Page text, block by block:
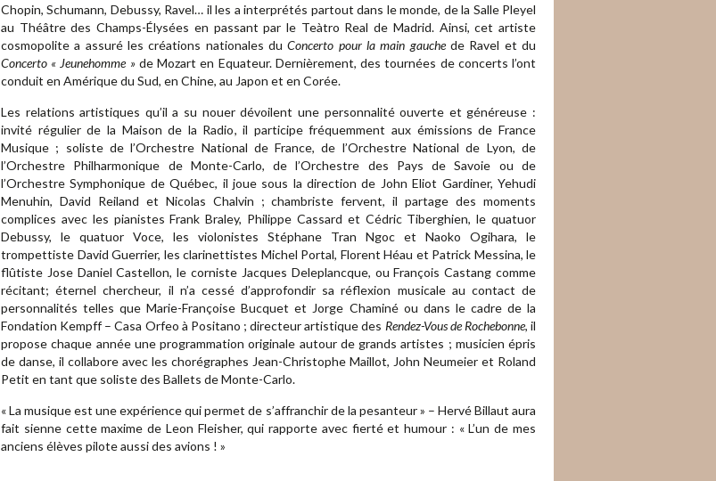
Chopin, Schumann, Debussy, Ravel… il les a interprétés partout dans le monde, de la Salle Pleyel
au Théâtre des Champs-Élysées en passant par le Teàtro Real de Madrid. Ainsi, cet artiste
cosmopolite a assuré les créations nationales duConcerto pour la main gauchede Ravel et du
Concerto « Jeunehomme » de Mozart en Equateur. Dernièrement, des tournées de concerts l’ont
conduit en Amérique du Sud, en Chine, au Japon et en Corée.
Les relations artistiques qu’il a su nouer dévoilent une personnalité ouverte et généreuse :
invité régulier de la Maison de la Radio, il participe fréquemment aux émissions de France
Musique ; soliste de l’Orchestre National de France, de l’Orchestre National de Lyon, de
l’Orchestre Philharmonique de Monte-Carlo, de l’Orchestre des Pays de Savoie ou de
l’Orchestre Symphonique de Québec, il joue sous la direction de John Eliot Gardiner, Yehudi
Menuhin, David Reiland et Nicolas Chalvin ; chambriste fervent, il partage des moments
complices avec les pianistes Frank Braley, Philippe Cassard et Cédric Tiberghien, le quatuor
Debussy, le quatuor Voce, les violonistes Stéphane Tran Ngoc et Naoko Ogihara, le
trompettiste David Guerrier, les clarinettistes Michel Portal, Florent Héau et Patrick Messina, le
flûtiste Jose Daniel Castellon, le corniste Jacques Deleplancque, ou François Castang comme
récitant; éternel chercheur, il n’a cessé d’approfondir sa réflexion musicale au contact de
personnalités telles que Marie-Françoise Bucquet et Jorge Chaminé ou dans le cadre de la
Fondation Kempff – Casa Orfeo à Positano ; directeur artistique des Rendez-Vous de Rochebonne, il
propose chaque année une programmation originale autour de grands artistes ; musicien épris
de danse, il collabore avec les chorégraphes Jean-Christophe Maillot, John Neumeier et Roland
Petit en tant que soliste des Ballets de Monte-Carlo.
« La musique est une expérience qui permet de s’affranchir de la pesanteur » – Hervé Billaut aura
fait sienne cette maxime de Leon Fleisher, qui rapporte avec fierté et humour : « L’un de mes
anciens élèves pilote aussi des avions ! »